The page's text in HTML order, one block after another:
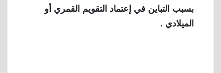
بسبب التباين في إعتماد التقويم القمري أو
الميلادي .